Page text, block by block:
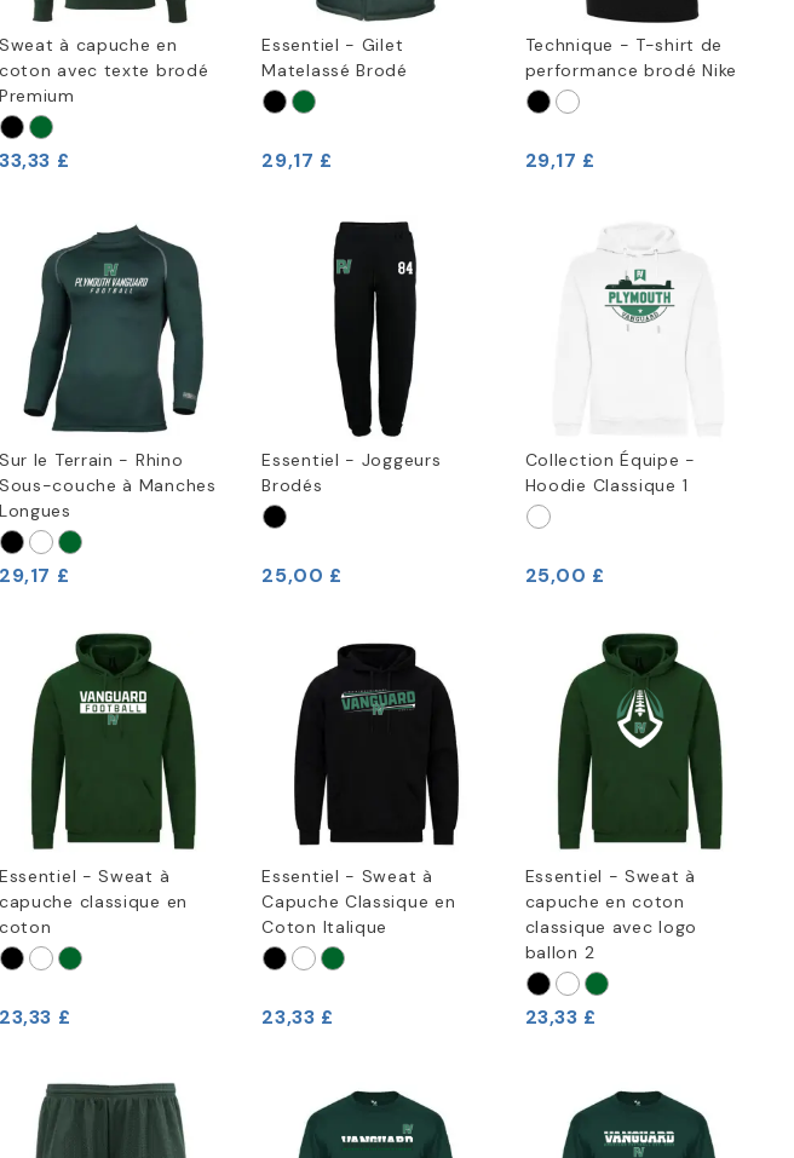
Sweat à capuche en
coton avec texte brodé
Premium
33,33 £
Essentiel - Gilet
Matelassé Brodé
29,17 £
Technique - T-shirt de
performance brodé Nike
29,17 £
Sur le Terrain - Rhino
Sous-couche à Manches
Longues
29,17 £
Essentiel - Joggeurs
Brodés
25,00 £
Collection Équipe -
Hoodie Classique 1
25,00 £
Essentiel - Sweat à
capuche classique en
coton
23,33 £
Essentiel - Sweat à
Capuche Classique en
Coton Italique
23,33 £
Essentiel - Sweat à
capuche en coton
classique avec logo
ballon 2
23,33 £